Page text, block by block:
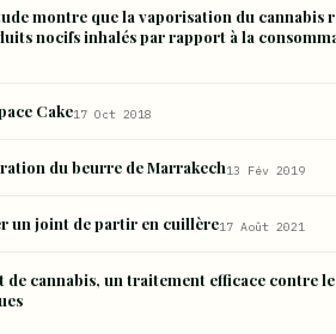
montre que la vaporisation du cannabis
nocifs inhalés par rapport à la
Cake17 Oct 2018
du beurre de Marrakech13 Fév 2019
un joint de partir en cuillère17 Août 2021
de cannabis, un traitement efficace contre